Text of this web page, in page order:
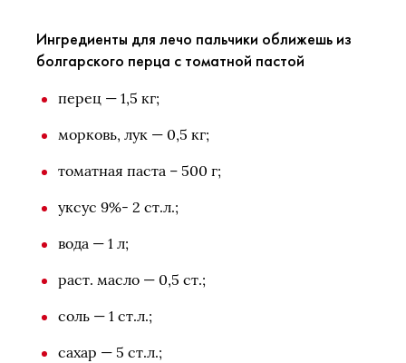
Ингредиенты для лечо пальчики оближешь из
болгарского перца с томатной пастой
перец — 1,5 кг;
морковь, лук — 0,5 кг;
томатная паста – 500 г;
уксус 9%- 2 ст.л.;
вода — 1 л;
раст. масло — 0,5 ст.;
соль — 1 ст.л.;
сахар — 5 ст.л.;